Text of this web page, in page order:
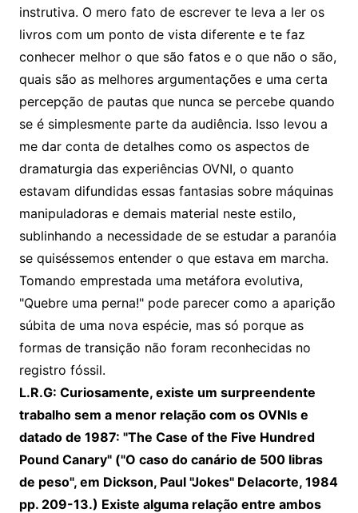
instrutiva. O mero fato de escrever te leva a ler os
livros com um ponto de vista diferente e te faz
conhecer melhor o que são fatos e o que não o são,
quais são as melhores argumentações e uma certa
percepção de pautas que nunca se percebe quando
se é simplesmente parte da audiência. Isso levou a
me dar conta de detalhes como os aspectos de
dramaturgia das experiências OVNI, o quanto
estavam difundidas essas fantasias sobre máquinas
manipuladoras e demais material neste estilo,
sublinhando a necessidade de se estudar a paranóia
se quiséssemos entender o que estava em marcha.
Tomando emprestada uma metáfora evolutiva,
"Quebre uma perna!" pode parecer como a aparição
súbita de uma nova espécie, mas só porque as
formas de transição não foram reconhecidas no
registro fóssil.
L.R.G: Curiosamente, existe um surpreendente
trabalho sem a menor relação com os OVNIs e
datado de 1987: "The Case of the Five Hundred
Pound Canary" ("O caso do canário de 500 libras
de peso", em Dickson, Paul "Jokes" Delacorte, 1984
pp. 209-13.) Existe alguma relação entre ambos